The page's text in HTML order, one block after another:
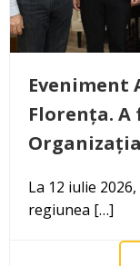
Eveniment
Florența.
La 12 iulie
regiunea […]